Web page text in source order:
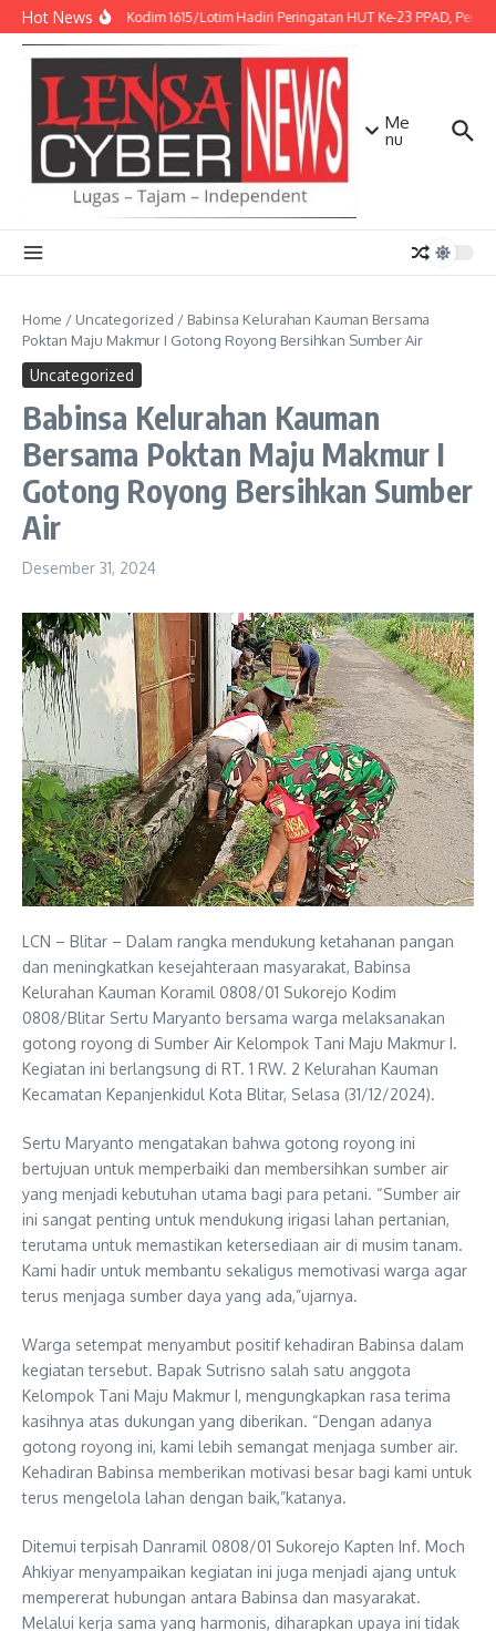
Lewati ke konten
Hot NewsKasdim Kodim 1615/Lotim Hadiri Peringatan HUT Ke-23 PPAD,
Me
nu
Home / Uncategorized / Babinsa Kelurahan Kauman Bersama
Poktan Maju Makmur I Gotong Royong Bersihkan Sumber Air
Uncategorized
Babinsa Kelurahan Kauman
Bersama Poktan Maju Makmur I
Gotong Royong Bersihkan Sumber
Air
Desember 31, 2024
LCN – Blitar – Dalam rangka mendukung ketahanan pangan
dan meningkatkan kesejahteraan masyarakat, Babinsa
Kelurahan Kauman Koramil 0808/01 Sukorejo Kodim
0808/Blitar Sertu Maryanto bersama warga melaksanakan
gotong royong di Sumber Air Kelompok Tani Maju Makmur I.
Kegiatan ini berlangsung di RT. 1 RW. 2 Kelurahan Kauman
Kecamatan Kepanjenkidul Kota Blitar, Selasa (31/12/2024).
Sertu Maryanto mengatakan bahwa gotong royong ini
bertujuan untuk memperbaiki dan membersihkan sumber air
yang menjadi kebutuhan utama bagi para petani. “Sumber air
ini sangat penting untuk mendukung irigasi lahan pertanian,
terutama untuk memastikan ketersediaan air di musim tanam.
Kami hadir untuk membantu sekaligus memotivasi warga agar
terus menjaga sumber daya yang ada,”ujarnya.
Warga setempat menyambut positif kehadiran Babinsa dalam
kegiatan tersebut. Bapak Sutrisno salah satu anggota
Kelompok Tani Maju Makmur I, mengungkapkan rasa terima
kasihnya atas dukungan yang diberikan. “Dengan adanya
gotong royong ini, kami lebih semangat menjaga sumber air.
Kehadiran Babinsa memberikan motivasi besar bagi kami untuk
terus mengelola lahan dengan baik,”katanya.
Ditemui terpisah Danramil 0808/01 Sukorejo Kapten Inf. Moch
Ahkiyar menyampaikan kegiatan ini juga menjadi ajang untuk
mempererat hubungan antara Babinsa dan masyarakat.
Melalui kerja sama yang harmonis, diharapkan upaya ini tidak